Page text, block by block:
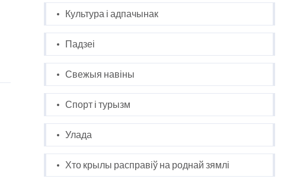
Культура і адпачынак
Падзеі
Свежыя навіны
Спорт і турызм
Улада
Хто крылы расправіў на роднай зямлі